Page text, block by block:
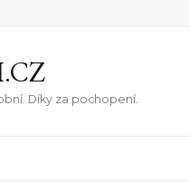
Díky za pochopení.